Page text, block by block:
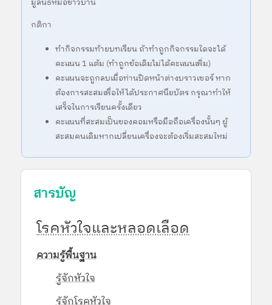
มูลนิธิหมอชาวบ้าน
กติกา
ทำกิจกรรมท้ายบทเรียน ถ้าทำถูกกิจกรรมใดจะได้
คะแนน 1 แต้ม (ทำถูกข้อเดิมไม่ได้คะแนนเพิ่ม)
คะแนนจะถูกลบเมื่อท่านปิดหน้าต่างบราวเซอร์ หาก
ต้องการสะสมเพื่อให้ได้ประกาศนียบัตร กรุณาทำให้
เสร็จในการเรียนครั้งเดียว
คะแนนที่สะสมเป็นของคอมหรือมือถือเครื่องนั้นๆ ผู้
สะสมคนเดิมหากเปลี่ยนเครื่องจะต้องเริ่มสะสมใหม่
สารบัญ
โรคหัวใจและหลอดเลือด
ความรู้พื้นฐาน
รู้จักหัวใจ